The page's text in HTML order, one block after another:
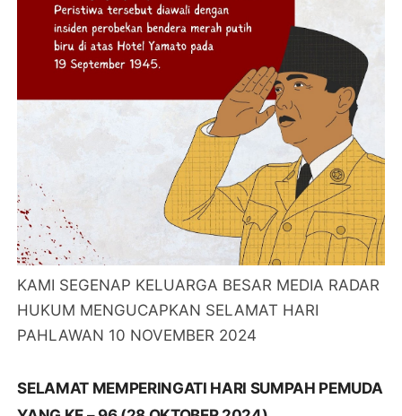
KAMI SEGENAP KELUARGA BESAR MEDIA RADAR
HUKUM MENGUCAPKAN SELAMAT HARI
PAHLAWAN 10 NOVEMBER 2024
SELAMAT MEMPERINGATI HARI SUMPAH PEMUDA